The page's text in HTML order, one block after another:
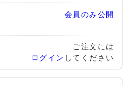
会員のみ公開
ご注文には
ログイン してください